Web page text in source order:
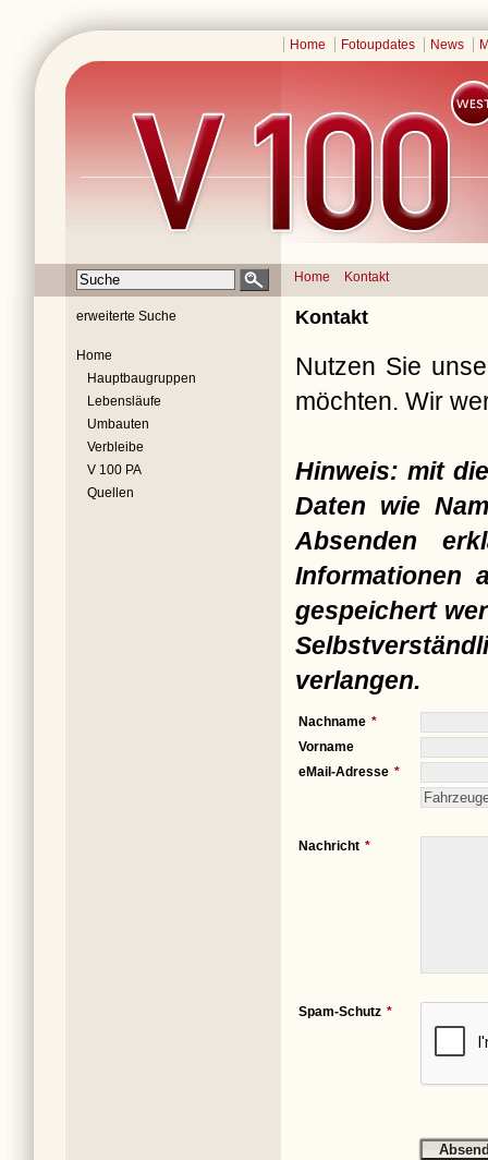
Home Fotoupdates News
Home Kontakt
erweiterte Suche
Home
Hauptbaugruppen
Lebensläufe
Umbauten
Verbleibe
V 100 PA
Quellen
Kontakt
Nutzen Sie
möchten. Wir
Hinweis: mit
Daten wie
Absenden
Informationen
gespeichert
verlangen.
Nachname
Vorname
eMail-Adresse
Nachricht
Spam-Schutz